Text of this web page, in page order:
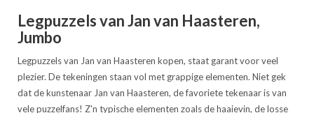
Legpuzzels van Jan van Haasteren,
Jumbo
Legpuzzels van Jan van Haasteren kopen, staat garant voor veel
plezier. De tekeningen staan vol met grappige elementen. Niet gek
dat de kunstenaar Jan van Haasteren, de favoriete tekenaar is van
vele puzzelfans! Z'n typische elementen zoals de haaievin, de losse